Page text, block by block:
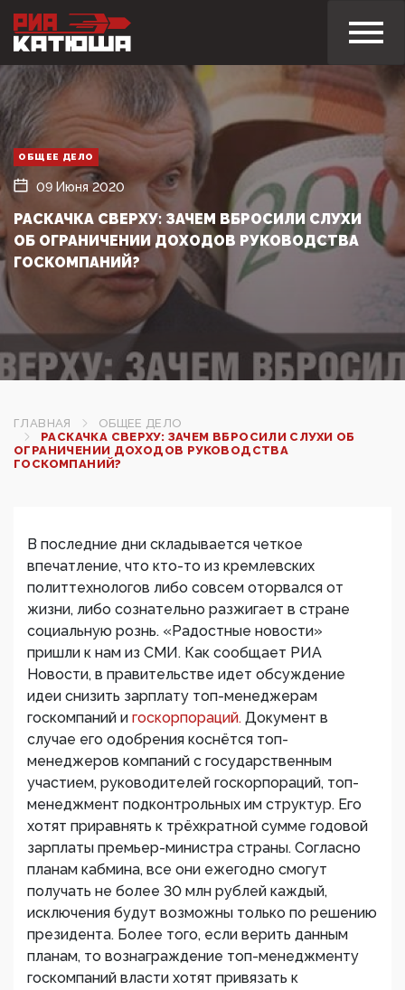
ОБЩЕЕ ДЕЛО
09 Июня 2020
РАСКАЧКА СВЕРХУ: ЗАЧЕМ ВБРОСИЛИ СЛУХИ
ОБ ОГРАНИЧЕНИИ ДОХОДОВ РУКОВОДСТВА
ГОСКОМПАНИЙ?
ГЛАВНАЯ
ОБЩЕЕ ДЕЛО
РАСКАЧКА СВЕРХУ: ЗАЧЕМ ВБРОСИЛИ СЛУХИ ОБ
ОГРАНИЧЕНИИ ДОХОДОВ РУКОВОДСТВА
ГОСКОМПАНИЙ?
В последние дни складывается четкое
впечатление, что кто-то из кремлевских
политтехнологов либо совсем оторвался от
жизни, либо сознательно разжигает в стране
социальную рознь. «Радостные новости»
пришли к нам из СМИ. Как сообщает РИА
Новости, в правительстве идет обсуждение
идеи снизить зарплату топ-менеджерам
госкомпаний и госкорпораций. Документ в
случае его одобрения коснётся топ-
менеджеров компаний с государственным
участием, руководителей госкорпораций, топ-
менеджмент подконтрольных им структур. Его
хотят приравнять к трёхкратной сумме годовой
зарплаты премьер-министра страны. Согласно
планам кабмина, все они ежегодно смогут
получать не более 30 млн рублей каждый,
исключения будут возможны только по решению
президента. Более того, если верить данным
планам, то вознаграждение топ-менеджменту
госкомпаний власти хотят привязать к